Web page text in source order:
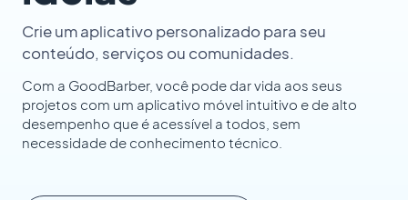
Crie um aplicativo personalizado para seu
conteúdo, serviços ou comunidades.
Com a GoodBarber, você pode dar vida aos seus
projetos com um aplicativo móvel intuitivo e de alto
desempenho que é acessível a todos, sem
necessidade de conhecimento técnico.